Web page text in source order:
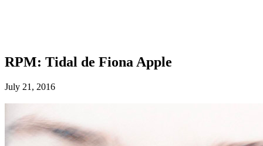
RPM: Tidal de Fiona Apple
July 21, 2016